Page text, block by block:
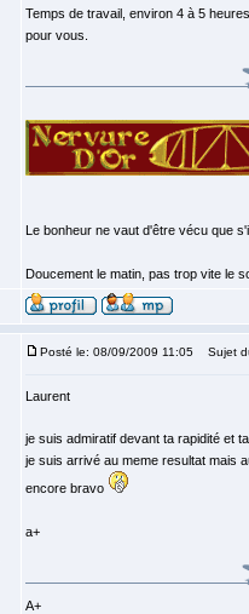
Temps de travail, environ 4 à 5
pour vous.
Le bonheur ne vaut d'être vécu que
Doucement le matin, pas trop vite le
Posté le: 08/09/2009 11:05 Sujet
Laurent
je suis admiratif devant ta rapidité et
je suis arrivé au meme resultat mais
encore bravo
a+
A+